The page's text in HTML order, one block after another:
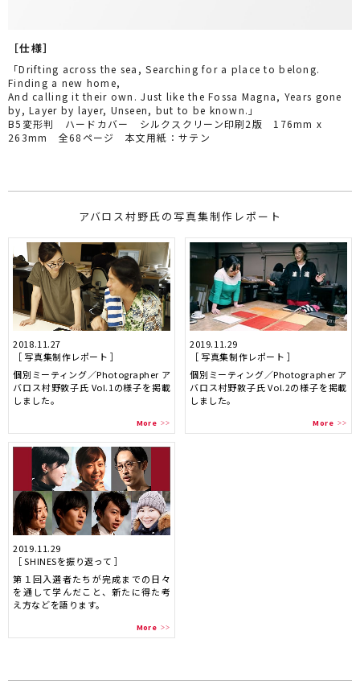
［仕様］
「Drifting across the sea, Searching for a place to belong.
Finding a new home,
And calling it their own. Just like the Fossa Magna, Years gone
by, Layer by layer, Unseen, but to be known.」
B5変形判 ハードカバー シルクスクリーン印刷2版 176mm x
263mm 全68ページ 本文用紙：サテン
写真集制作レポート
2019.11.29
［ SHINESを振り返って ］
第１回入選者たちが完成までの日々
を通して学んだこと、新たに得た考
え方などを語ります。
More
2019.11.29
［ 写真集制作レポート ］
個別ミーティング／Photographer ア
バロス村野敦子氏 Vol.2の様子を掲載
しました。
More
2018.11.27
［ 写真集制作レポート ］
個別ミーティング／Photographer ア
バロス村野敦子氏 Vol.1の様子を掲載
しました。
More